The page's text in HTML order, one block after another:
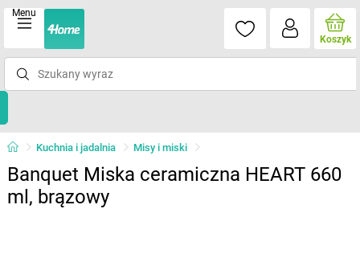
Menu
Koszyk
Kuchnia i jadalnia Misy i miski
Banquet Miska ceramiczna HEART 660
ml, brązowy